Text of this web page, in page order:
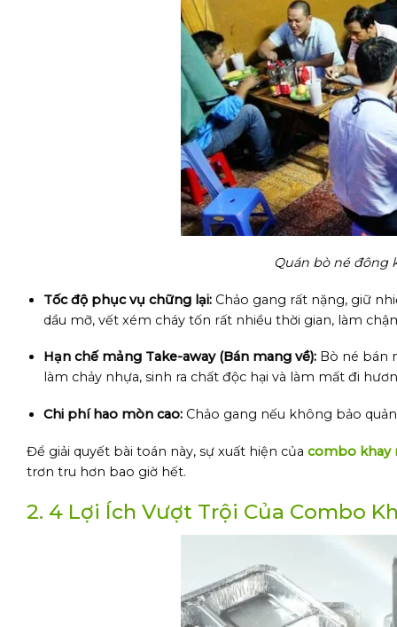
Quán bò né đông
Tốc độ phục vụ chững lại:Chảo gang rất nặng, giữ
dầu mỡ, vết xém cháy tốn rất nhiều thời gian, làm
Hạn chế mảng Take-away (Bán mang về):Bò né bán
làm chảy nhựa, sinh ra chất độc hại và làm mất đi
Chi phí hao mòn cao:Chảo gang nếu không bảo
Để giải quyết bài toán này, sự xuất hiện của combo khay
trơn tru hơn bao giờ hết.
2. 4 Lợi Ích Vượt Trội Của Combo